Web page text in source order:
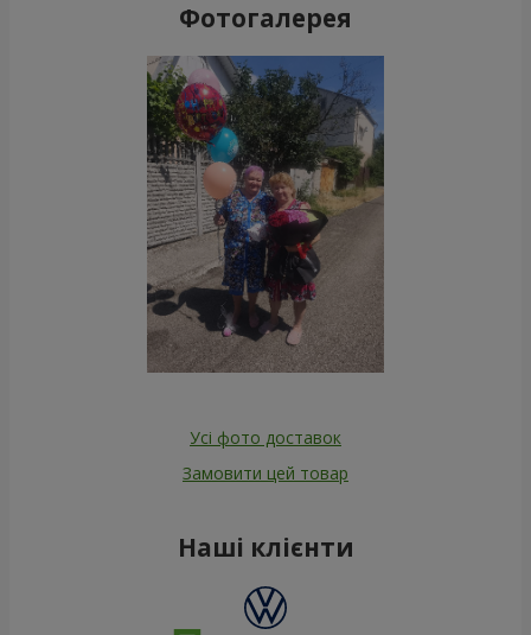
Фотогалерея
Усі фото доставок
Замовити цей товар
Наші клієнти